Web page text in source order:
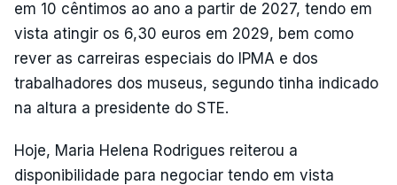
em 10 cêntimos ao ano a partir de 2027, tendo em
vista atingir os 6,30 euros em 2029, bem como
rever as carreiras especiais do IPMA e dos
trabalhadores dos museus, segundo tinha indicado
na altura a presidente do STE.
Hoje, Maria Helena Rodrigues reiterou a
disponibilidade para negociar tendo em vista